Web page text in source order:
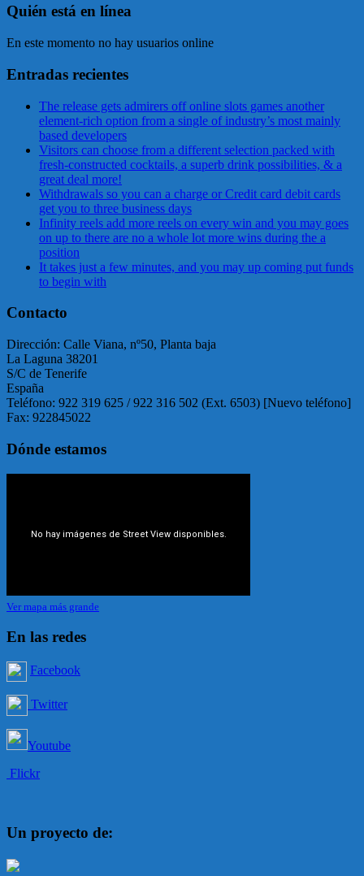
Quién está en línea
En este momento no hay usuarios online
Entradas recientes
The release gets admirers off online slots games another
element-rich option from a single of industry’s most mainly
based developers
Visitors can choose from a different selection packed with
fresh-constructed cocktails, a superb drink possibilities, & a
great deal more!
Withdrawals so you can a charge or Credit card debit cards
get you to three business days
Infinity reels add more reels on every win and you may goes
on up to there are no a whole lot more wins during the a
position
It takes just a few minutes, and you may up coming put funds
to begin with
Contacto
Dirección: Calle Viana, nº50, Planta baja
La Laguna 38201
S/C de Tenerife
España
Teléfono: 922 319 625 / 922 316 502 (Ext. 6503) [Nuevo teléfono]
Fax: 922845022
Dónde estamos
Ver mapa más grande
En las redes
Facebook
Twitter
Youtube
Flickr
Un proyecto de: